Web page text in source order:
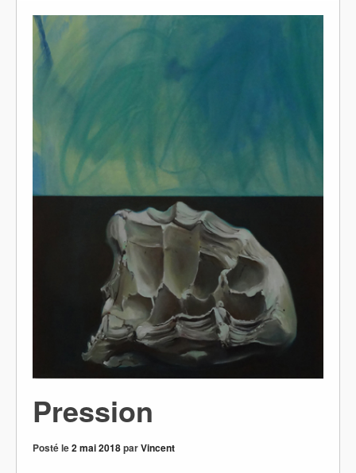
Pression
Posté le2 mai 2018parVincent